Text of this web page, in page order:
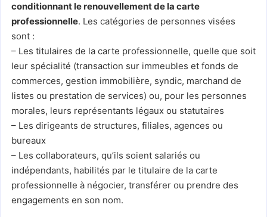
conditionnant le renouvellement de la carte
professionnelle. Les catégories de personnes visées
sont :
– Les titulaires de la carte professionnelle, quelle que soit
leur spécialité (transaction sur immeubles et fonds de
commerces, gestion immobilière, syndic, marchand de
listes ou prestation de services) ou, pour les personnes
morales, leurs représentants légaux ou statutaires
– Les dirigeants de structures, filiales, agences ou
bureaux
– Les collaborateurs, qu’ils soient salariés ou
indépendants, habilités par le titulaire de la carte
professionnelle à négocier, transférer ou prendre des
engagements en son nom.